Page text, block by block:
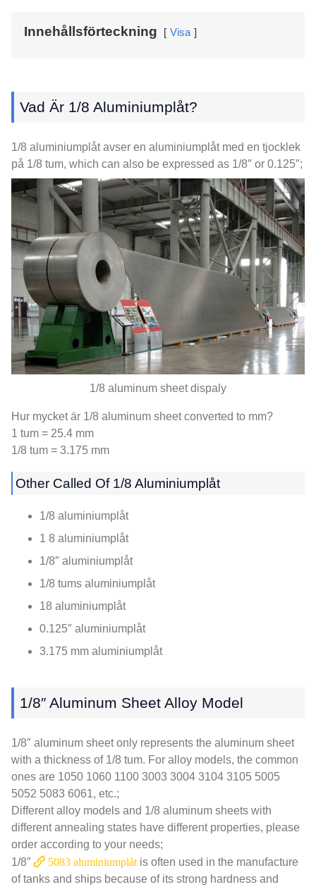
Innehållsförteckning Visa
Vad Är 1/8 Aluminiumplåt?
1/8 aluminiumplåt avser en aluminiumplåt med en tjocklek
på 1/8 tum, which can also be expressed as 1/8″ or 0.125″;
1/8 aluminum sheet dispaly
Hur mycket är 1/8 aluminum sheet converted to mm?
1 tum = 25.4 mm
1/8 tum = 3.175 mm
Other Called Of1/8 Aluminiumplåt
1/8 aluminiumplåt
1 8 aluminiumplåt
1/8″ aluminiumplåt
1/8 tums aluminiumplåt
18 aluminiumplåt
0.125″ aluminiumplåt
3.175 mm aluminiumplåt
1/8″ Aluminum Sheet Alloy Model
1/8″ aluminum sheet only represents the aluminum sheet
with a thickness of1/8 tum. For alloy models, the common
ones are 1050 1060 1100 3003 3004 3104 3105 5005
5052 5083 6061, etc.;
Different alloy models and 1/8 aluminum sheets with
different annealing states have different properties, please
order according to your needs;
1/8″
5083 aluminiumplåt is often used in the manufacture
of tanks and ships because of its strong hardness and